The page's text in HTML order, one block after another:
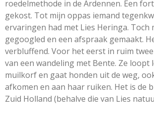
roedelmethode in de Ardennen. Een
gekost. Tot mijn oppas iemand
ervaringen had met Lies Heringa. Toch
gegoogled en een afspraak gemaakt.
verbluffend. Voor het eerst in ruim
van een wandeling met Bente. Ze loopt
muilkorf en gaat honden uit de weg,
afkomen en aan haar ruiken. Het is de
Zuid Holland (behalve die van Lies